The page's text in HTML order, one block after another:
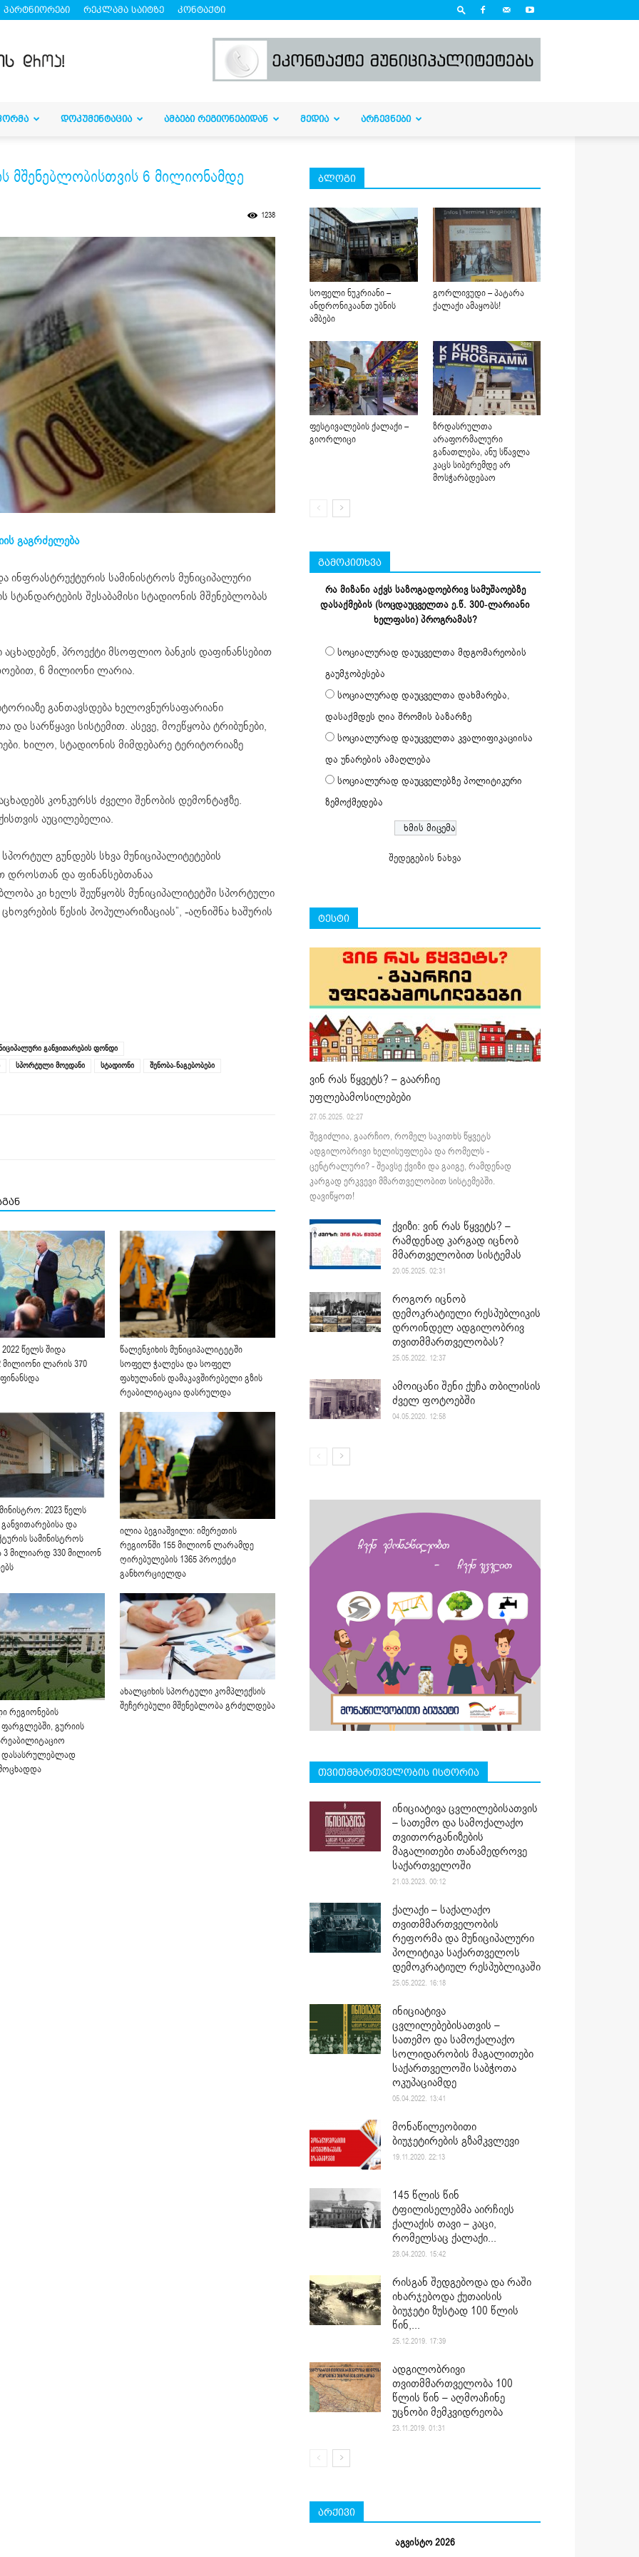
პარტნიორები რეკლამა საიტზე კონტაქტი
ᲓᲝᲙᲣᲛᲔᲜᲢᲐᲪᲘᲐ ᲐᲛᲑᲔᲑᲘ ᲠᲔᲒᲘᲝᲜᲔᲑᲘᲓᲐᲜ ᲛᲔᲓᲘᲐ ᲐᲠᲩᲔᲕᲜᲔᲑᲘ
მშენებლობისთვის 6 მილიონამდე
1238
გაგრძელება
ინფრასტრუქტურის სამინისტროს მუნიციპალური
შესაბამისი სტადიონის მშენებლობას
პროექტი მსოფლიო ბანკის დაფინანსებით
6 მილიონი ლარია.
განთავსდება ხელოვნურსაფარიანი
სარწყავი სისტემით. ასევე, მოეწყობა ტრიბუნები,
ხილო, სტადიონის მიმდებარე ტერიტორიაზე
კონკურსს ძველი შენობის დემონტაჟზე.
აუცილებელია.
გუნდებს სხვა მუნიციპალიტეტების
დროსთან და ფინანსებთანაა
კი ხელს შეუწყობს მუნიციპალიტეტში სპორტული
წესის პოპულარიზაციას”, -აღნიშნა ხაშურის
განვითარების ფონდი
სპორტული მოედანი სტადიონი
შენობა-ნაგებობები
წელს შიდა
ლარის 370
წალენჯიხის მუნიციპალიტეტში
სოფელ ჭალესა და სოფელ
ფახულანის დამაკავშირებელი გზის
რეაბილიტაცია დასრულდა
2023 წელს
და
სამინისტროს
3 მილიარდ 330 მილიონ
ილია ბეგიაშვილი: იმერეთის
რეგიონში 155 მილიონ ლარამდე
ღირებულების 1365 პროექტი
განხორციელდა
რეგიონების
გურიის
დასასრულებლად
ახალციხის სპორტული კომპლექსის
შეჩერებული მშენებლობა გრძელდება
ბლოგი
სოფელი ნუკრიანი –
ანდრონიკაანთ უბნის
ამბები
გორლივუდი – პატარა
ქალაქი ამაყობს!
ფესტივალების ქალაქი –
გიორლიცი
ზრდასრულთა
არაფორმალური
განათლება, ანუ სწავლა
კაცს სიბერემდე არ
მოსჭარბდებაო
გამოკითხვა
რა მიზანი აქვს საზოგადოებრივ სამუშაოებზე
დასაქმების (სოცდაუცველთა ე.წ. 300-ლარიანი
ხელფასი) პროგრამას?
სოციალურად დაუცველთა მდგომარეობის
გაუმჯობესება
სოციალურად დაუცველთა დახმარება,
დასაქმდეს ღია შრომის ბაზარზე
სოციალურად დაუცველთა კვალიფიკაციისა
და უნარების ამაღლება
სოციალურად დაუცველებზე პოლიტიკური
ზემოქმედება
შედეგების ნახვა
ტესტი
ვინ რას წყვეტს? – გაარჩიე
უფლებამოსილებები
27.05.2025. 02:27
შეგიძლია, გაარჩიო, რომელ საკითხს წყვეტს
ადგილობრივი ხელისუფლება და რომელს -
ცენტრალური? - შეავსე ქვიზი და გაიგე, რამდენად
კარგად ერკვევი მმართველობით სისტემებში.
დავიწყოთ!
ქვიზი: ვინ რას წყვეტს? –
რამდენად კარგად იცნობ
მმართველობით სისტემას
20.05.2025. 02:31
როგორ იცნობ
დემოკრატიული რესპუბლიკის
დროინდელ ადგილობრივ
თვითმმართველობას?
25.05.2022. 12:37
ამოიცანი შენი ქუჩა თბილისის
ძველ ფოტოებში
04.05.2020. 12:58
თვითმმართველობის ისტორია
ინიციატივა ცვლილებისათვის
– სათემო და სამოქალაქო
თვითორგანიზების
მაგალითები თანამედროვე
საქართველოში
21.03.2023. 00:12
ქალაქი – საქალაქო
თვითმმართველობის
რეფორმა და მუნიციპალური
პოლიტიკა საქართველოს
დემოკრატიულ რესპუბლიკაში
25.05.2022. 16:18
ინიციატივა
ცვლილებებისათვის –
სათემო და სამოქალაქო
სოლიდარობის მაგალითები
საქართველოში საბჭოთა
ოკუპაციამდე
05.04.2022. 13:41
მონაწილეობითი
ბიუჯეტირების გზამკვლევი
19.11.2020. 22:13
145 წლის წინ
ტფილისელებმა აირჩიეს
ქალაქის თავი – კაცი,
რომელსაც ქალაქი...
28.04.2020. 15:42
რისგან შედგებოდა და რაში
იხარჯებოდა ქუთაისის
ბიუჯეტი ზუსტად 100 წლის
წინ,...
25.12.2019. 17:39
ადგილობრივი
თვითმმართველობა 100
წლის წინ – აღმოაჩინე
უცნობი მემკვიდრეობა
23.11.2019. 01:31
არქივი
აგვისტო 2026